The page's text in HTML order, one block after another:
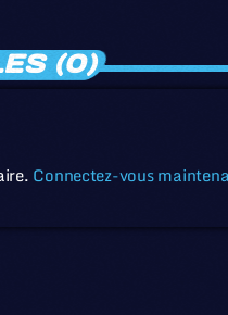
(0)
Connectez-vous